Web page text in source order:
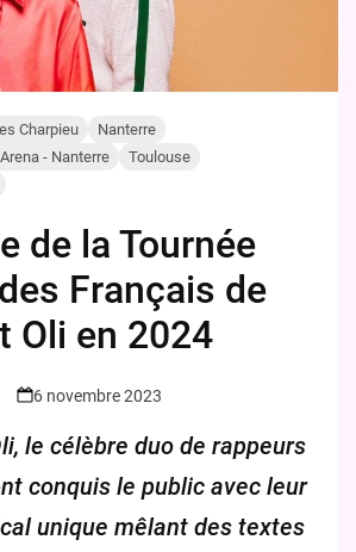
Charpieu
Nanterre
- Nanterre
Toulouse
de la Tournée
Français de
Oli en 2024
6 novembre 2023
le célèbre duo de rappeurs
conquis le public avec leur
unique mêlant des textes